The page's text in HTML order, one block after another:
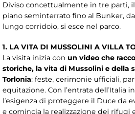
Diviso concettualmente in tre parti,
piano seminterrato fino al Bunker,
lungo corridoio, si esce nel parco.
1. LA VITA DI MUSSOLINI A VILLA
La visita inizia con un video che
storiche, la vita di Mussolini e della
Torlonia: feste, cerimonie ufficiali,
equitazione. Con l’entrata dell’Italia
l’esigenza di proteggere il Duce da
e comincia la realizzazione dei rifugi